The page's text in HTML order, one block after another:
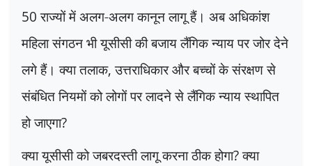
50राज्यों में अलग-अलग कानून लागू हैं। अब अधिकांश
महिला संगठन भी यूसीसी की बजाय लैंगिक न्याय पर जोर देने
लगे हैं। क्या तलाक,उत्तराधिकार और बच्चों के संरक्षण से
संबंधित नियमों को लोगों पर लादने से लैंगिक न्याय स्थापित
हो जाएगा?
क्या यूसीसी को जबरदस्ती लागू करना ठीक होगा?क्या